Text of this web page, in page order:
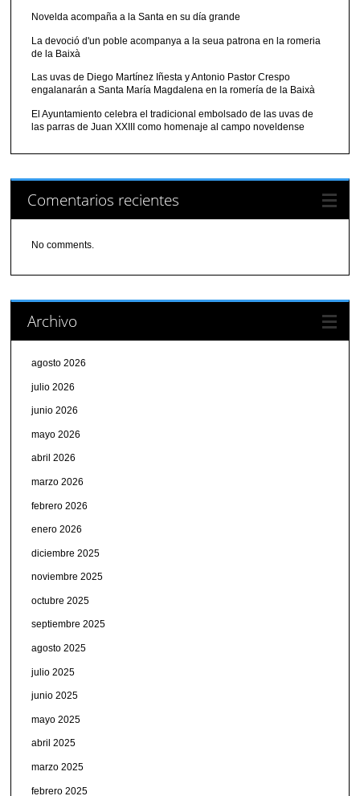
Novelda acompaña a la Santa en su día grande
La devoció d'un poble acompanya a la seua patrona en la romeria
de la Baixà
Las uvas de Diego Martínez Iñesta y Antonio Pastor Crespo
engalanarán a Santa María Magdalena en la romería de la Baixà
El Ayuntamiento celebra el tradicional embolsado de las uvas de
las parras de Juan XXIII como homenaje al campo noveldense
Comentarios recientes
No comments.
Archivo
agosto 2026
julio 2026
junio 2026
mayo 2026
abril 2026
marzo 2026
febrero 2026
enero 2026
diciembre 2025
noviembre 2025
octubre 2025
septiembre 2025
agosto 2025
julio 2025
junio 2025
mayo 2025
abril 2025
marzo 2025
febrero 2025